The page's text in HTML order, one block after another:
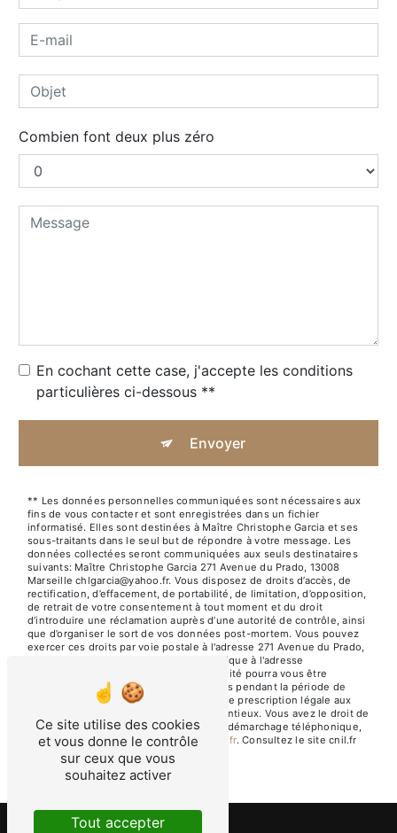
Combien font deux plus zéro
En cochant cette case, j'accepte les conditions
particulières ci-dessous **
Envoyer
** Les données personnelles communiquées sont nécessaires aux
fins de vous contacter et sont enregistrées dans un fichier
informatisé. Elles sont destinées à Maître Christophe Garcia et ses
sous-traitants dans le seul but de répondre à votre message. Les
données collectées seront communiquées aux seuls destinataires
suivants: Maître Christophe Garcia 271 Avenue du Prado, 13008
Marseille chlgarcia@yahoo.fr. Vous disposez de droits d’accès, de
rectification, d’effacement, de portabilité, de limitation, d’opposition,
de retrait de votre consentement à tout moment et du droit
d’introduire une réclamation auprès d’une autorité de contrôle, ainsi
que d’organiser le sort de vos données post-mortem. Vous pouvez
exercer ces droits par voie postale à l'adresse 271 Avenue du Prado,
13008 Marseille ou par courrier électronique à l'adresse
chlgarcia@yahoo.fr. Un justificatif d'identité pourra vous être
demandé. Nous conservons vos données pendant la période de
prise de contact puis pendant la durée de prescription légale aux
fins probatoires et de gestion des contentieux. Vous avez le droit de
vous inscrire sur la liste d'opposition au démarchage téléphonique,
disponible à cette adresse:Bloctel.gouv.fr. Consultez le site cnil.fr
pour plus d’informations sur vos droits.
Ce site utilise des cookies
et vous donne le contrôle
sur ceux que vous
souhaitez activer
Tout accepter